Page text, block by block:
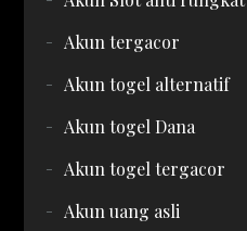
Akun tergacor
Akun togel alternatif
Akun togel Dana
Akun togel tergacor
Akun uang asli